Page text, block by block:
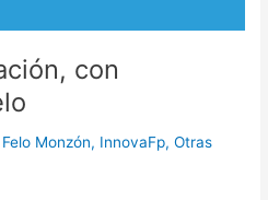
con
Felo Monzón, InnovaFp,Otras